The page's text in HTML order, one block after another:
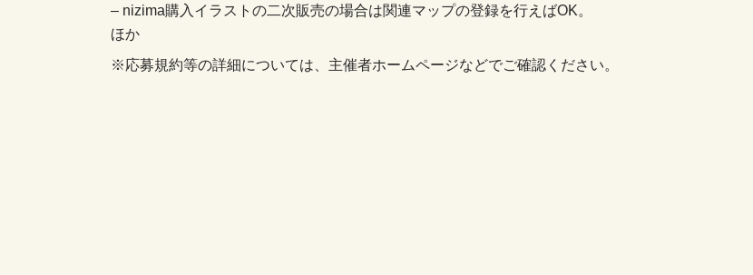
– nizima購入イラストの二次販売の場合は関連マップの登録を行えばOK。
ほか
※応募規約等の詳細については、主催者ホームページなどでご確認ください。